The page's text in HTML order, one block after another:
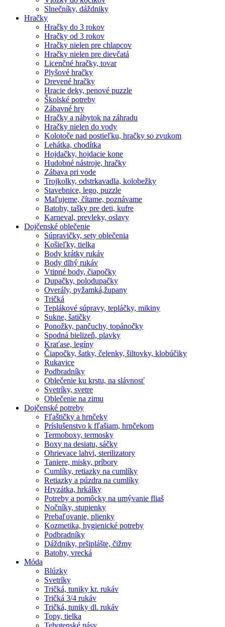
Slnečníky, dáždniky
Hračky
Hračky do 3 rokov
Hračky od 3 rokov
Hračky nielen pre chlapcov
Hračky nielen pre dievčatá
Licenčné hračky, tovar
Plyšové hračky
Drevené hračky
Hracie deky, penové puzzle
Školské potreby
Zábavné hry
Hračky a nábytok na záhradu
Hračky nielen do vody
Kolotoče nad postieľku, hračky so zvukom
Lehátka, chodítka
Hojdačky, hojdacie kone
Hudobné nástroje, hračky
Zábava pri vode
Trojkolky, odstrkavadla, kolobežky
Stavebnice, lego, puzzle
Maľujeme, čítame, poznávame
Batohy, tašky pre deti, kufre
Karneval, prevleky, oslavy
Dojčenské oblečenie
Súpravičky, sety oblečenia
Košieľky, tielka
Body krátky rukáv
Body dlhý rukáv
Vtipné body, čiapočky
Dupačky, polodupačky
Overály, pyžamká,župany
Tričká
Teplákové súpravy, tepláčky, mikiny
Sukne, šatičky
Ponožky, pančuchy, topánočky
Spodná bielizeň, plavky
Kraťase, legíny
Čiapočky, šatky, čelenky, šiltovky, klobúčiky
Rukavice
Podbradníky
Oblečenie ku krstu, na slávnosť
Svetríky, svetre
Oblečenie na zimu
Dojčenské potreby
Fľaštičky a hrnčeky
Príslušenstvo k fľašiam, hrnčekom
Termoboxy, termosky
Boxy na desiatu, sáčky
Ohrievace lahvi, sterilizatory
Taniere, misky, príbory
Cumlíky, retiazky na cumlíky
Retiazky a púzdra na cumlíky
Hryzátka, hrkálky
Potreby a pomôcky na umývanie fliaš
Nočníky, stupienky
Prebaľovanie, plienky
Kozmetika, hygienické potreby
Podbradníky
Dáždniky, pršiplášte, čižmy
Batohy, vrecká
Móda
Blúzky
Svetríky
Tričká, tuniky kr. rukáv
Tričká 3/4 rukáv
Tričká, tuniky dl. rukáv
Topy, tielka
Tehotenské pásy